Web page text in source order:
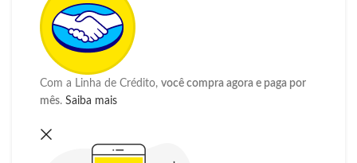
Com a Linha de Crédito, você compra agora e paga por
mês. Saiba mais